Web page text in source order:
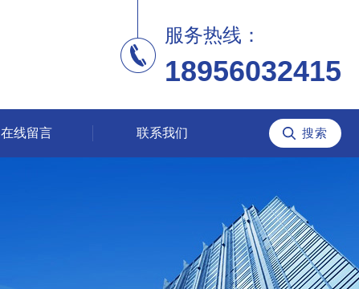
服务热线：
18956032415
在线留言 联系我们